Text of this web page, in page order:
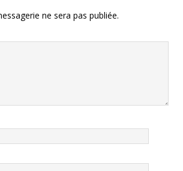
ne sera pas publiée.